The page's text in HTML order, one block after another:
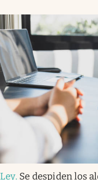
Ley. Se despiden los